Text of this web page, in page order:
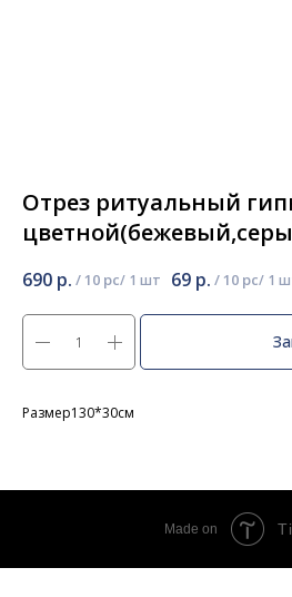
Отрез ритуальный
690 р. / 10 pc 69 р. / 10 pc
Размер130*30см
Made on